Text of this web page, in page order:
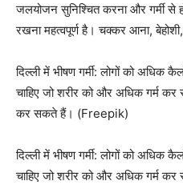
जलयोजन सुनिश्चित करना और गर्मी से
रखना महत्वपूर्ण है। चक्कर आना,
दिल्ली में भीषण गर्मी: लोगों को अधिक
चाहिए जो शरीर को और अधिक गर्म
कर सकते हैं। (Freepik)
दिल्ली में भीषण गर्मी: लोगों को अधिक
चाहिए जो शरीर को और अधिक गर्म